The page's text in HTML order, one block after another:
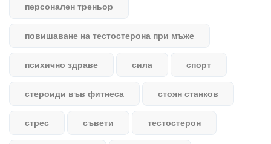
персонален треньор
повишаване на тестостерона при мъже
психично здраве сила спорт
стероиди във фитнеса стоян станков
стрес съвети тестостерон